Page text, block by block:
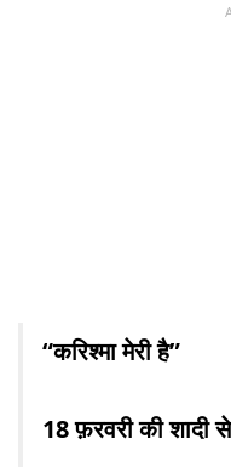
“करिश्मा मेरी है”
18 फ़रवरी की शादी